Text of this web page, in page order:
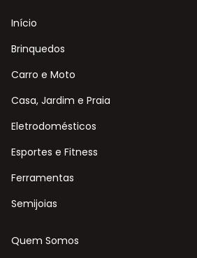
Início
Brinquedos
Carro e Moto
Casa, Jardim e Praia
Eletrodomésticos
Esportes e Fitness
Ferramentas
Semijoias
Quem Somos